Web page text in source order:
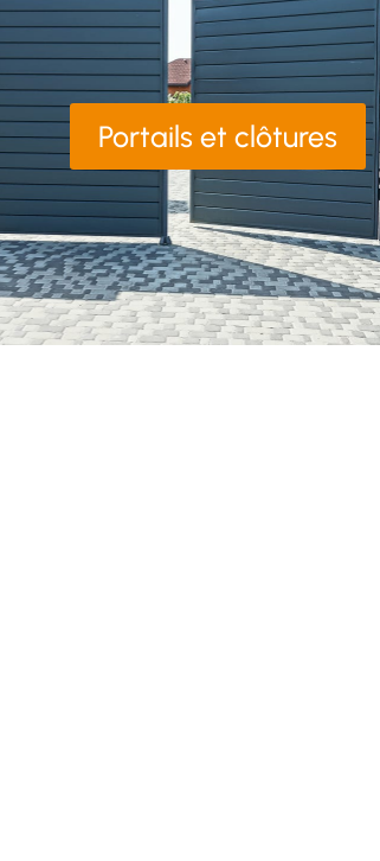
Portails et clôtures